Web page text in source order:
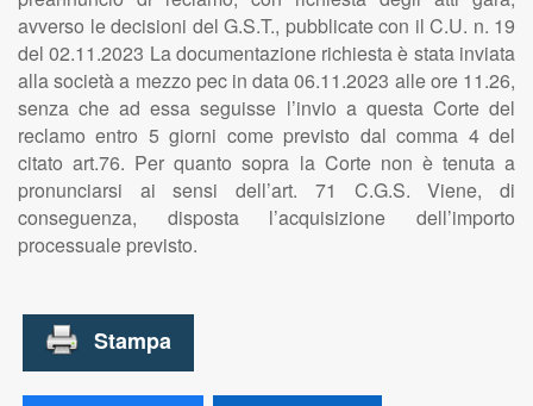
avverso le decisioni del G.S.T., pubblicate con il C.U. n. 19
del 02.11.2023 La documentazione richiesta è stata inviata
alla società a mezzo pec in data 06.11.2023 alle ore 11.26,
senza che ad essa seguisse l’invio a questa Corte del
reclamo entro 5 giorni come previsto dal comma 4 del
citato art.76. Per quanto sopra la Corte non è tenuta a
pronunciarsi ai sensi dell’art. 71 C.G.S. Viene, di
conseguenza, disposta l’acquisizione dell’importo
processuale previsto.